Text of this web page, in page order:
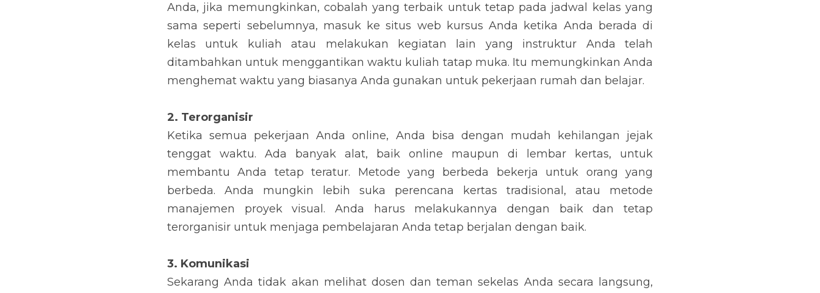
Anda, jika memungkinkan, cobalah yang terbaik untuk tetap pada jadwal kelas yang
sama seperti sebelumnya, masuk ke situs web kursus Anda ketika Anda berada di
kelas untuk kuliah atau melakukan kegiatan lain yang instruktur Anda telah
ditambahkan untuk menggantikan waktu kuliah tatap muka. Itu memungkinkan Anda
menghemat waktu yang biasanya Anda gunakan untuk pekerjaan rumah dan belajar.
2. Terorganisir
Ketika semua pekerjaan Anda online, Anda bisa dengan mudah kehilangan jejak
tenggat waktu. Ada banyak alat, baik online maupun di lembar kertas, untuk
membantu Anda tetap teratur. Metode yang berbeda bekerja untuk orang yang
berbeda. Anda mungkin lebih suka perencana kertas tradisional, atau metode
manajemen proyek visual. Anda harus melakukannya dengan baik dan tetap
terorganisir untuk menjaga pembelajaran Anda tetap berjalan dengan baik.
3. Komunikasi
Sekarang Anda tidak akan melihat dosen dan teman sekelas Anda secara langsung,